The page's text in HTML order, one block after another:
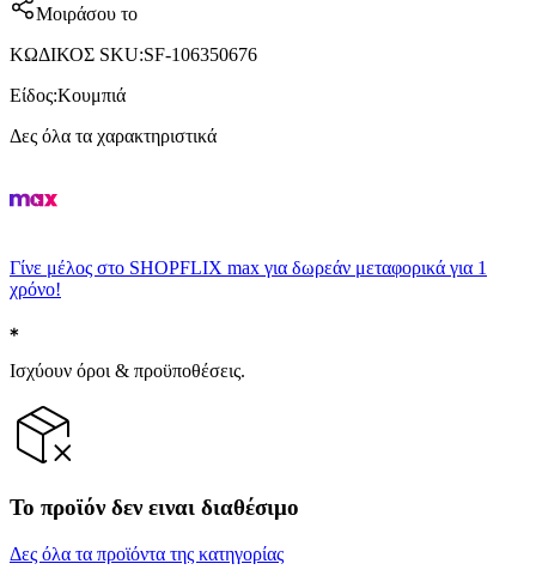
Μοιράσου το
ΚΩΔΙΚΟΣ SKU:SF-106350676
Είδος:Κουμπιά
Δες όλα τα χαρακτηριστικά
Γίνε μέλος στο SHOPFLIX max για δωρεάν μεταφορικά για 1
χρόνο!
Ισχύουν όροι & προϋποθέσεις.
Το προϊόν δεν ειναι διαθέσιμο
Δες όλα τα προϊόντα της κατηγορίας